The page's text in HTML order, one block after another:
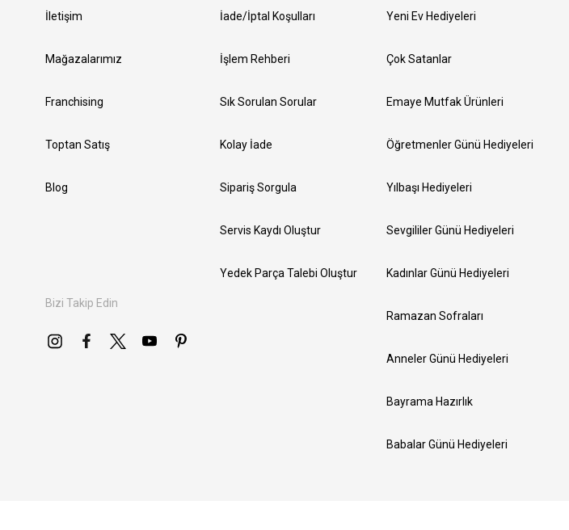
İletişim
Mağazalarımız
Franchising
Toptan Satış
Blog
Bizi Takip Edin
İade/İptal Koşulları
İşlem Rehberi
Sık Sorulan Sorular
Kolay İade
Sipariş Sorgula
Servis Kaydı Oluştur
Yedek Parça Talebi Oluştur
Yeni Ev Hediyeleri
Çok Satanlar
Emaye Mutfak Ürünleri
Öğretmenler Günü Hediyeleri
Yılbaşı Hediyeleri
Sevgililer Günü Hediyeleri
Kadınlar Günü Hediyeleri
Ramazan Sofraları
Anneler Günü Hediyeleri
Bayrama Hazırlık
Babalar Günü Hediyeleri